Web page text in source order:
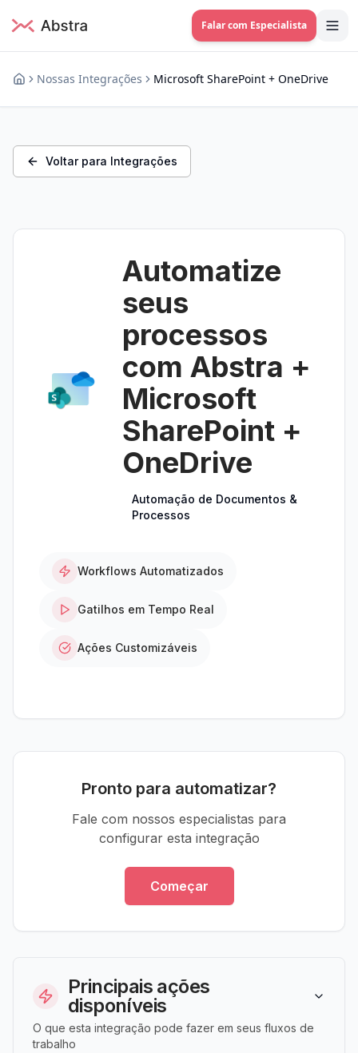
Falar com Especialista
Nossas Integrações Microsoft SharePoint + OneDrive
Voltar para Integrações
Automatize
seus
processos
com Abstra +
Microsoft
SharePoint +
OneDrive
Automação de Documentos &
Processos
Workflows Automatizados
Gatilhos em Tempo Real
Ações Customizáveis
Pronto para automatizar?
Fale com nossos especialistas para
configurar esta integração
Começar
Principais ações
disponíveis
O que esta integração pode fazer em seus fluxos de
trabalho